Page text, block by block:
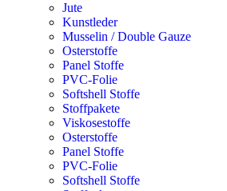
Jute
Kunstleder
Musselin / Double Gauze
Osterstoffe
Panel Stoffe
PVC-Folie
Softshell Stoffe
Stoffpakete
Viskosestoffe
Osterstoffe
Panel Stoffe
PVC-Folie
Softshell Stoffe